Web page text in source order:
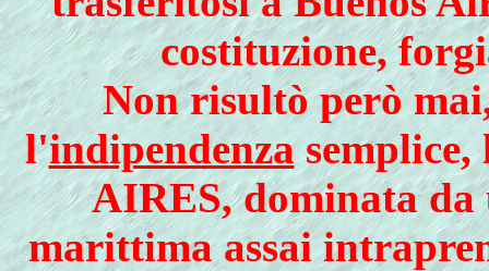
costituzione,
Non risultò però
l'indipendenzasemplice,
AIRES, dominata da
marittima assai